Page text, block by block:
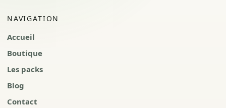
NAVIGATION
Accueil
Boutique
Les packs
Blog
Contact